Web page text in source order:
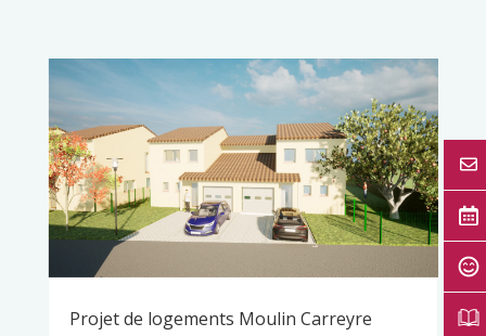
Projet de logements Moulin Carreyre